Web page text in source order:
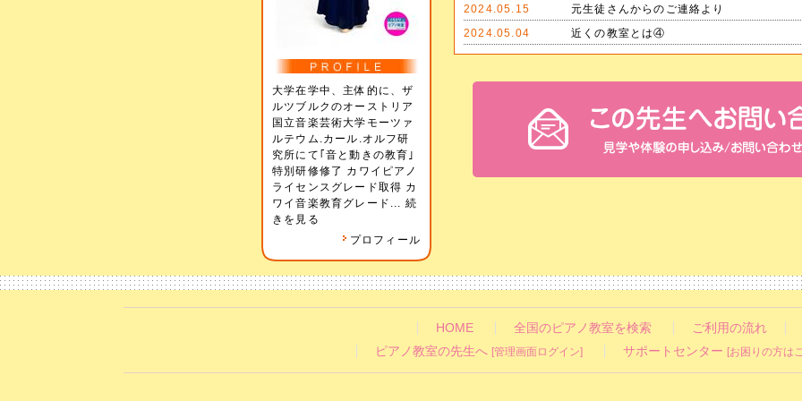
大学在学中、主体的に、ザ
ルツブルクのオーストリア
国立音楽芸術大学モーツァ
ルテウム.カール.オルフ研
究所にて｢音と動きの教育｣
特別研修修了 カワイピアノ
ライセンスグレード取得 カ
ワイ音楽教育グレード... 続
きを見る
プロフィール
2024.05.15
元生徒さんからのご連絡より
2024.05.04
近くの教室とは④
HOME 全国のピアノ教室を検索
ご利用の流れ
ピアノ教室の先生へ [管理画面ログイン] サポートセンター [お困りの方は